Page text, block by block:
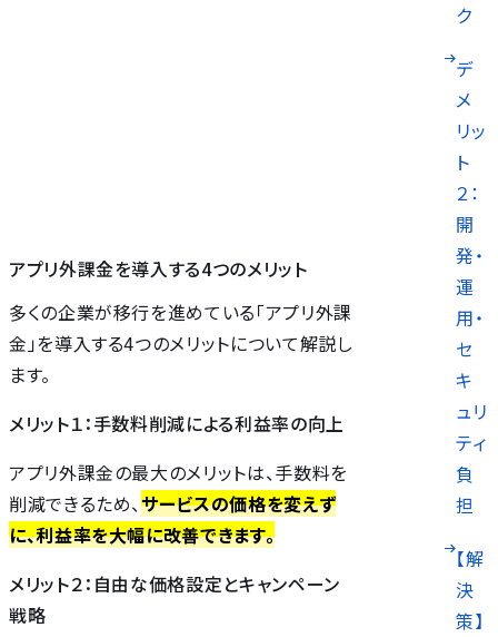
ク
デ
メ
リッ
ト
２：
開
発・
運
用・
セ
キ
ュリ
ティ
負
担
【解
決
策】
アプリ外課金を導入する4つのメリット
多くの企業が移行を進めている「アプリ外課
金」を導入する4つのメリットについて解説し
ます。
メリット１：手数料削減による利益率の向上
アプリ外課金の最大のメリットは、手数料を
削減できるため、サービスの価格を変えず
に、利益率を大幅に改善できます。
メリット２：自由な価格設定とキャンペーン
戦略